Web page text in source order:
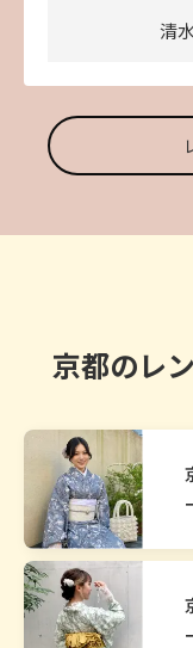
清
京都のレ